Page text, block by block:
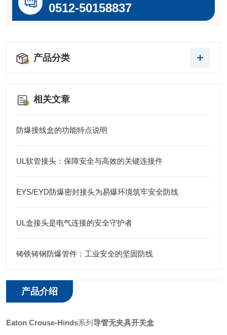
0512-50158837
产品分类
相关文章
防爆接线盒的功能特点说明
UL软管接头：保障安全与高效的关键连接件
EYS/EYD防爆密封接头为易爆环境筑牢安全防线
UL盒接头是电气连接的安全守护者
铸铁铸钢防爆管件：工业安全的坚固防线
产品介绍
Eaton Crouse-Hinds系列 导管无夹具开关盒